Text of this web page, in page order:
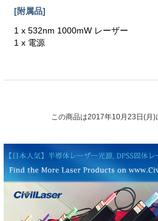
[附属品]
1 x 532nm 1000mW レーザー
1 x 電源
この商品は2017年10月23日(月)